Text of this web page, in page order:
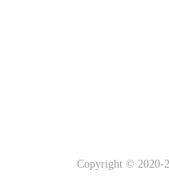
Copyright © 2020-